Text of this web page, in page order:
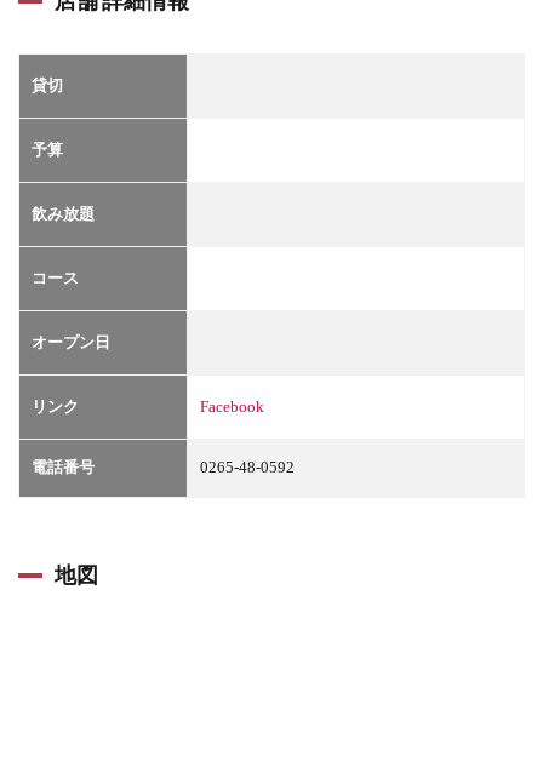
貸切
予算
飲み放題
コース
オープン日
リンク Facebook
電話番号 0265-48-0592
地図